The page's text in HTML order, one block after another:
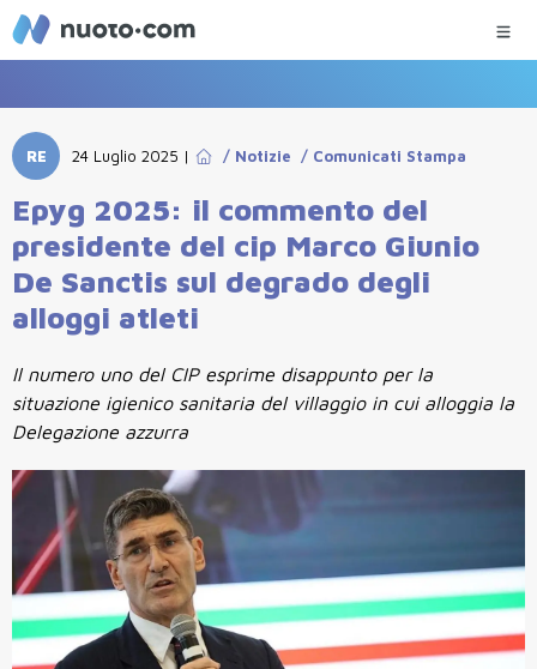
RE 24 Luglio 2025 | / Notizie / Comunicati Stampa
Epyg 2025: il commento del
presidente del cip Marco Giunio
De Sanctis sul degrado degli
alloggi atleti
Il numero uno del CIP esprime disappunto per la
situazione igienico sanitaria del villaggio in cui alloggia la
Delegazione azzurra